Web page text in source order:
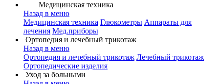
Медицинская техника
Назад в меню
Медицинская техника Глюкометры Аппараты для
лечения Мед.приборы
Ортопедия и лечебный трикотаж
Назад в меню
Ортопедия и лечебный трикотаж Лечебный трикотаж
Ортопедические изделия
Уход за больными